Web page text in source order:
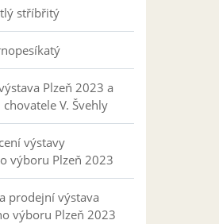
stříbřitý
Plzeň 2023 a
V. Švehly
výstavy
výboru Plzeň 2023
prodejní výstava
výboru Plzeň 2023